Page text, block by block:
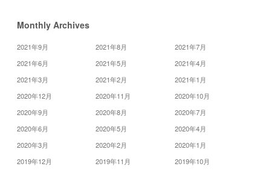
Monthly Archives
2021年9月 2021年8月
2021年7月
2021年6月
2021年5月
2021年4月
2021年3月
2021年2月
2021年1月
2020年12月
2020年11月
2020年10月
2020年9月
2020年8月
2020年7月
2020年6月
2020年5月
2020年4月
2020年3月
2020年2月
2020年1月
2019年12月
2019年11月
2019年10月